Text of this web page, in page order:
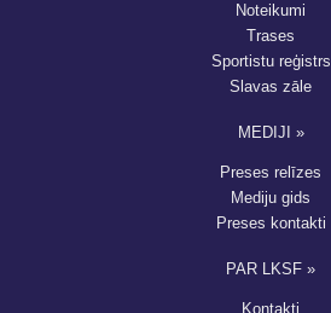
Noteikumi
Trases
Sportistu reģistrs
Slavas zāle
MEDIJI »
Preses relīzes
Mediju gids
Preses kontakti
PAR LKSF »
Kontakti